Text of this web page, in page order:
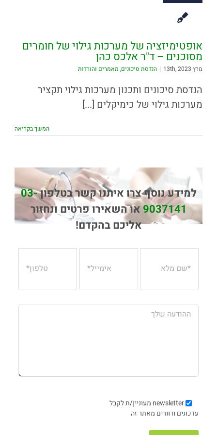
אופטימיזציה של מערכות גילוי של חומרים
מסוכנים – ד"ר אלכס כהן
מרץ 13th, 2023 | הנדסת סיכונים, מאמרים והורדות
הנדסת סיכונים ותכנון מערכות גילוי תקציר
מערכות גילוי של כימיקלים [...]
המשך בקריאה
למידע נוסף צרו איתנו קשר בטלפון03-
9037141או השאירו פרטים ונחזור
אליכם בהקדם!
newsletter מעוניין/ת לקבל
עדכונים ודוורים מאתר זה